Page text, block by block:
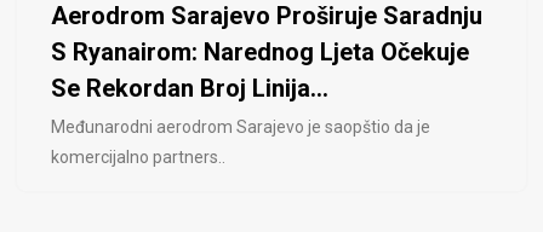
Aerodrom Sarajevo Proširuje Saradnju
S Ryanairom: Narednog Ljeta Očekuje
Se Rekordan Broj Linija...
Međunarodni aerodrom Sarajevo je saopštio da je
komercijalno partners..